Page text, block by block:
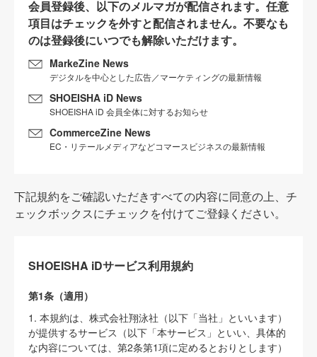
会員登録後、以下のメルマガが配信されます。任意
項目はチェックを外すと配信されません。不要なも
のは登録後にいつでも解除いただけます。
MarkeZine News
デジタルを中心とした広告／マーケティングの最新情報
SHOEISHA iD News
SHOEISHA iD 会員全体に対するお知らせ
CommerceZine News
EC・リテールメディアなどコマースビジネスの最新情報
下記規約をご確認いただきすべての内容に同意の上、チ
ェックボックスにチェックを付けてご登録ください。
SHOEISHA iDサービス利用規約
第1条（適用）
1. 本規約は、株式会社翔泳社（以下「当社」といいます）
が提供するサービス（以下「本サービス」といい、具体的
な内容については、第2条第1項に定めるとおりとします）